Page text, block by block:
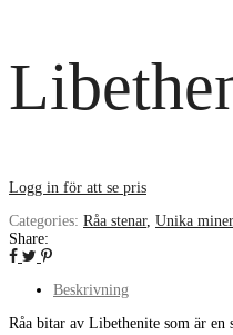
Logg in för att se pris
Categories: Råa stenar, Unika
Share:
Beskrivning
Råa bitar av Libethenite som är en